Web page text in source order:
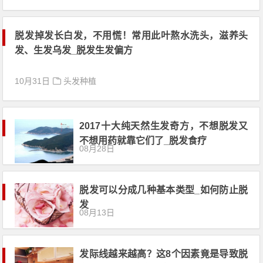
脱发掉发长白发，不用慌！常用此叶熬水洗头，滋养头
发、生发乌发_脱发生发偏方
10月31日 头发种植
2017十大纯天然生发奇方，不想脱发又
不想用药就靠它们了_脱发食疗
08月28日
脱发可以分成几种基本类型_如何防止脱
发
08月13日
发际线越来越高？这8个因素竟是导致脱